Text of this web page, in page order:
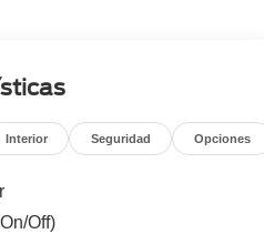
Interior Seguridad Opciones
Off)